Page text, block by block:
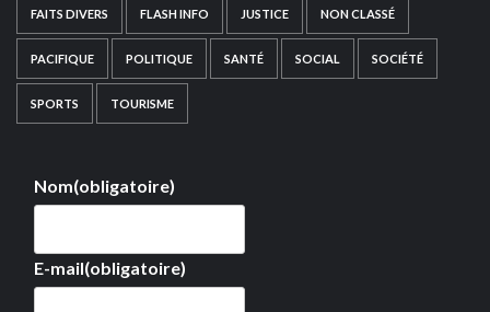
FAITS DIVERS FLASH INFO JUSTICE NON CLASSÉ
PACIFIQUE POLITIQUE SANTÉ SOCIAL SOCIÉTÉ
SPORTS TOURISME
Nom(obligatoire)
E-mail(obligatoire)